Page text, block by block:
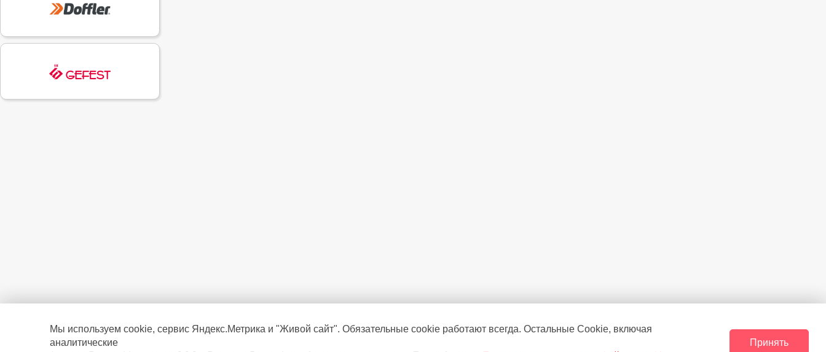
Мы используем cookie, сервис Яндекс.Метрика и "Живой сайт". Обязательные cookie работают всегда. Остальные Сookie, включая
аналитические
Принять